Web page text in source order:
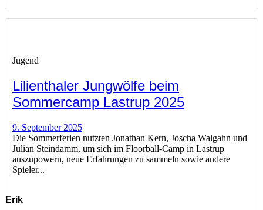
Jugend
Lilienthaler Jungwölfe beim
Sommercamp Lastrup 2025
9. September 2025
Die Sommerferien nutzten Jonathan Kern, Joscha Walgahn und
Julian Steindamm, um sich im Floorball-Camp in Lastrup
auszupowern, neue Erfahrungen zu sammeln sowie andere
Spieler...
Erik